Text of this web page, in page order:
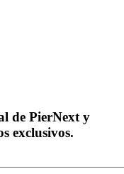
de PierNext y
exclusivos.